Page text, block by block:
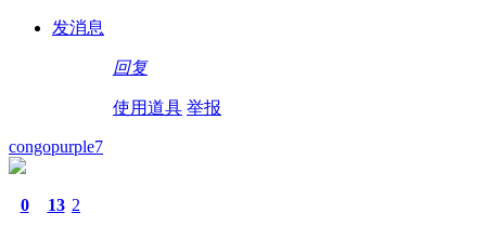
发消息
回复
使用道具 举报
congopurple7
0 13 2